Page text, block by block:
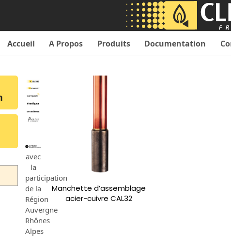
Accueil A Propos Produits Documentation
Manchette d’assemblage
acier-cuivre CAL32
avec
la
participation
de la
Région
Auvergne
Rhônes
Alpes